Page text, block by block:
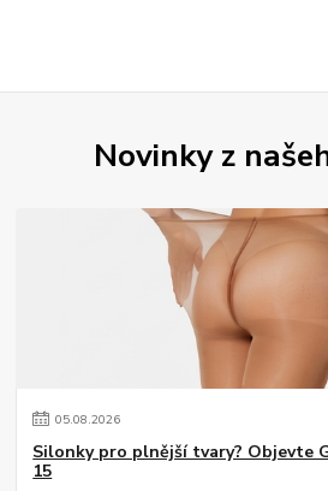
Novinky z
05.08.2026
Silonky pro plnější tvary? Objevte
15